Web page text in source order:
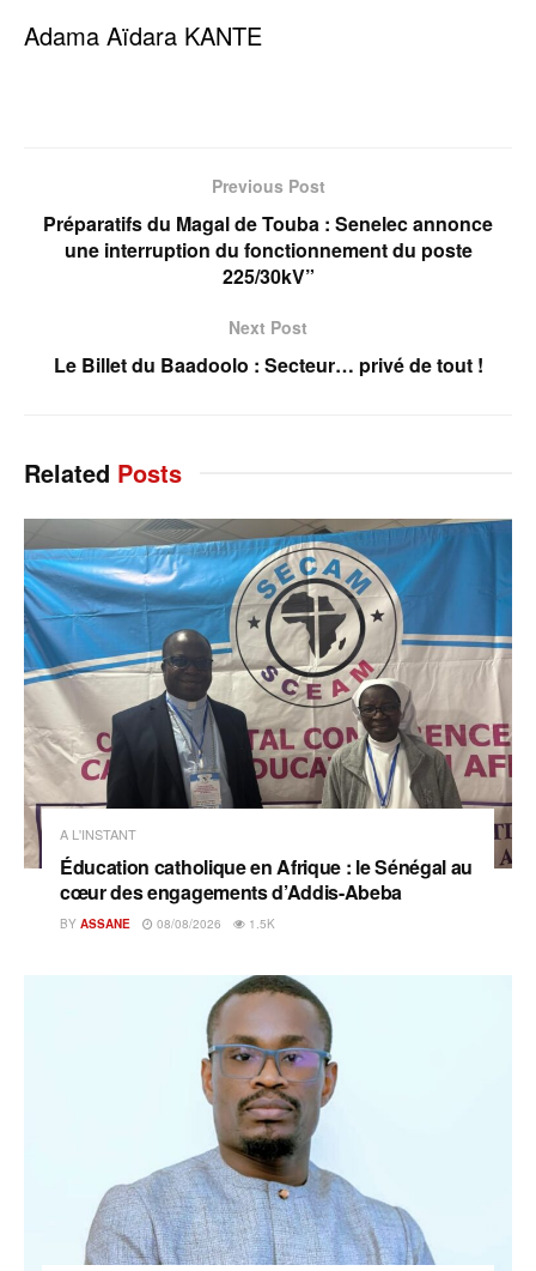
Adama Aïdara KANTE
Previous Post
Préparatifs du Magal de Touba : Senelec annonce
une interruption du fonctionnement du poste
225/30kV”
Next Post
Le Billet du Baadoolo : Secteur… privé de tout !
Related Posts
A L'INSTANT
Éducation catholique en Afrique : le Sénégal au
cœur des engagements d’Addis-Abeba
BY ASSANE 08/08/2026 1.5K